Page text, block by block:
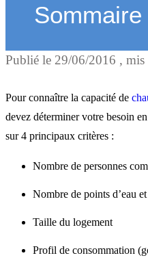
Sommaire
Le
La
à
La
à
Publié le 29/06/2016 , mis
Pour connaître la capacité de
devez déterminer votre besoin
sur 4 principaux critères :
Nombre de personnes
Nombre de points d’eau
Taille du logement
Profil de consommation